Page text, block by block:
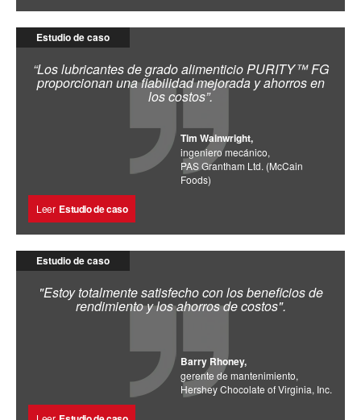
Estudio de caso
“Los lubricantes de grado alimenticio PURITY™ FG
proporcionan una fiabilidad mejorada y ahorros en
los costos”.
Tim Wainwright,
ingeniero mecánico,
PAS Grantham Ltd. (McCain
Foods)
Leer Estudio de caso
Estudio de caso
"Estoy totalmente satisfecho con los beneficios de
rendimiento y los ahorros de costos".
Barry Rhoney,
gerente de mantenimiento,
Hershey Chocolate of Virginia, Inc.